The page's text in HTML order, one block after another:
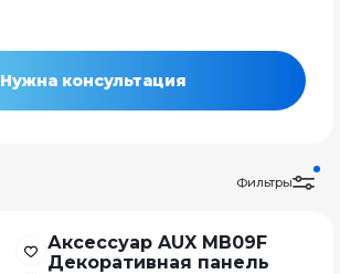
Нужна консультация
Фильтры
Аксессуар AUX MB09F
Декоративная панель